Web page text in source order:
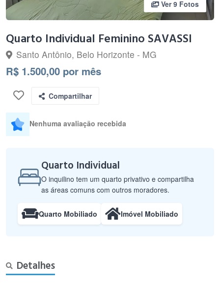
Ver 9 Fotos
Quarto Individual Feminino SAVASSI
Santo Antônio, Belo Horizonte - MG
R$ 1.500,00 por mês
Compartilhar
Nenhuma avaliação recebida
Quarto Individual
O inquilino tem um quarto privativo e compartilha
as áreas comuns com outros moradores.
Quarto Mobiliado Imóvel Mobiliado
Detalhes